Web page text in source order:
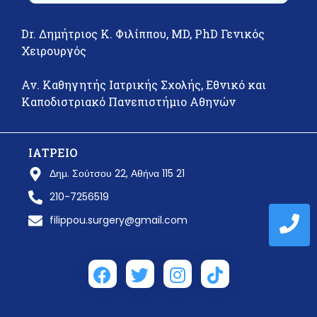
Dr. Δημήτριος Κ. Φιλίππου, MD, PhD Γενικός
Χειρουργός
Αν. Καθηγητής Ιατρικής Σχολής, Εθνικό και
Καποδιστριακό Πανεπιστήμιο Αθηνών
ΙΑΤΡΕΙΟ
Δημ. Σούτσου 22, Αθήνα 115 21
210-7256519
filippou.surgery@gmail.com